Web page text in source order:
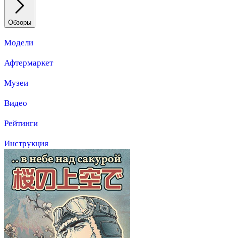
Обзоры
Модели
Афтермаркет
Музеи
Видео
Рейтинги
Инструкция